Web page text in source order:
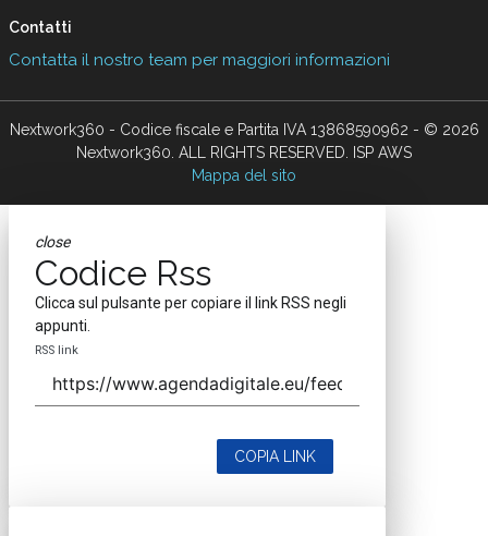
Contatti
Contatta il nostro team per maggiori informazioni
Nextwork360 - Codice fiscale e Partita IVA 13868590962 - © 2026
Nextwork360. ALL RIGHTS RESERVED. ISP AWS
Mappa del sito
close
Codice Rss
Clicca sul pulsante per copiare il link RSS negli
appunti.
RSS link
COPIA LINK